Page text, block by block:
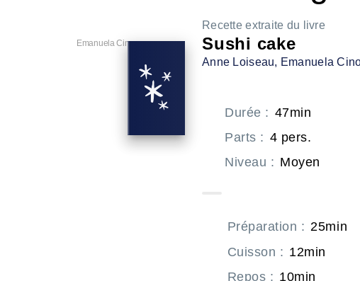
Emanuela Cino
Recette extraite du livre
Sushi cake
Anne Loiseau, Emanuela
Durée : 47min
Parts : 4 pers.
Niveau : Moyen
Préparation : 25min
Cuisson : 12min
Repos : 10min